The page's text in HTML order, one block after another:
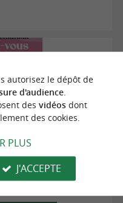
autorisez le dépôt de
d'audience.
des vidéosdont
des cookies.
PLUS
J'ACCEPTE